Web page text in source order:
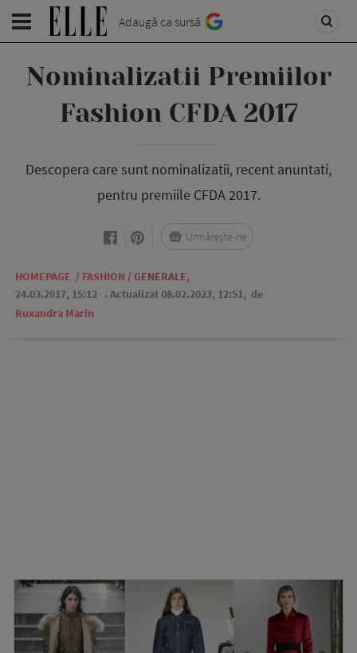
Adaugă ca sursă
Nominalizatii Premiilor
Fashion CFDA 2017
Descopera care sunt nominalizatii, recent anuntati,
pentru premiile CFDA 2017.
HOMEPAGE / FASHION / GENERALE,
24.03.2017, 15:12 . Actualizat 08.02.2023, 12:51, de
Ruxandra Marin
Urmărește-ne